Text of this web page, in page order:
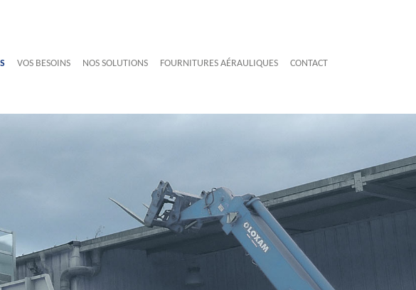
VOS BESOINS NOS SOLUTIONS FOURNITURES AÉRAULIQUES CONTACT